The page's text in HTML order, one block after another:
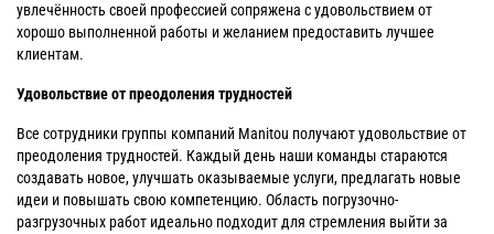
увлечённость своей профессией сопряжена с удовольствием от
хорошо выполненной работы и желанием предоставить лучшее
клиентам.
Удовольствие от преодоления трудностей
Все сотрудники группы компаний Manitou получают удовольствие от
преодоления трудностей. Каждый день наши команды стараются
создавать новое, улучшать оказываемые услуги, предлагать новые
идеи и повышать свою компетенцию. Область погрузочно-
разгрузочных работ идеально подходит для стремления выйти за